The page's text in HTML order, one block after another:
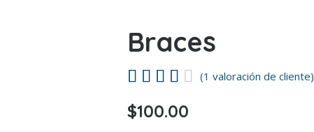
Braces
Valorado
sobre
1
(1 valoración de cliente)
$100.00